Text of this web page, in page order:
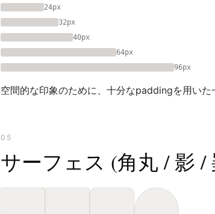
24px
32px
40px
64px
96px
空間的な印象のために、十分なpaddingを用いた
05
サーフェス (角丸 / 影 /